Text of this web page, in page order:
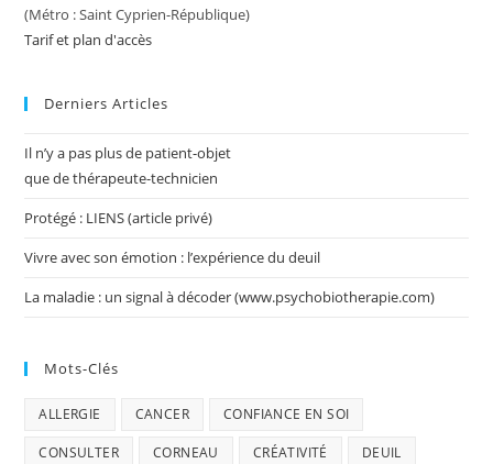
(Métro : Saint Cyprien-République)
Tarif et plan d'accès
Derniers Articles
Il n’y a pas plus de patient-objet
que de thérapeute-technicien
Protégé : LIENS (article privé)
Vivre avec son émotion : l’expérience du deuil
La maladie : un signal à décoder (www.psychobiotherapie.com)
Mots-Clés
ALLERGIE CANCER CONFIANCE EN SOI
CONSULTER CORNEAU CRÉATIVITÉ DEUIL